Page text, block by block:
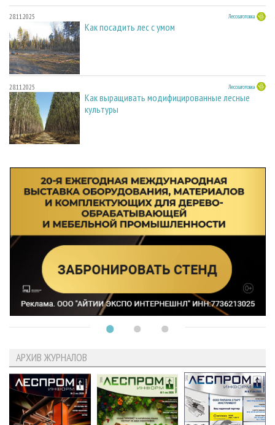
28.11.2025 Лесозаготовка
Как посадить лес с умом
28.11.2025 Лесозаготовка
Как выращивать модифицированные лесные
культуры
АРХИВ ЖУРНАЛОВ